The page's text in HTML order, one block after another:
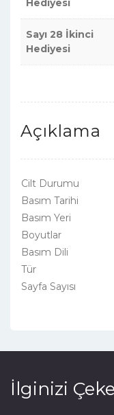
Hediyesi
Sayı 28 İkinci
Hediyesi
Açıklama
Cilt Durumu
Basım Tarihi
Basım Yeri
Boyutlar
Basım Dili
Tür
Sayfa Sayısı
İlginizi